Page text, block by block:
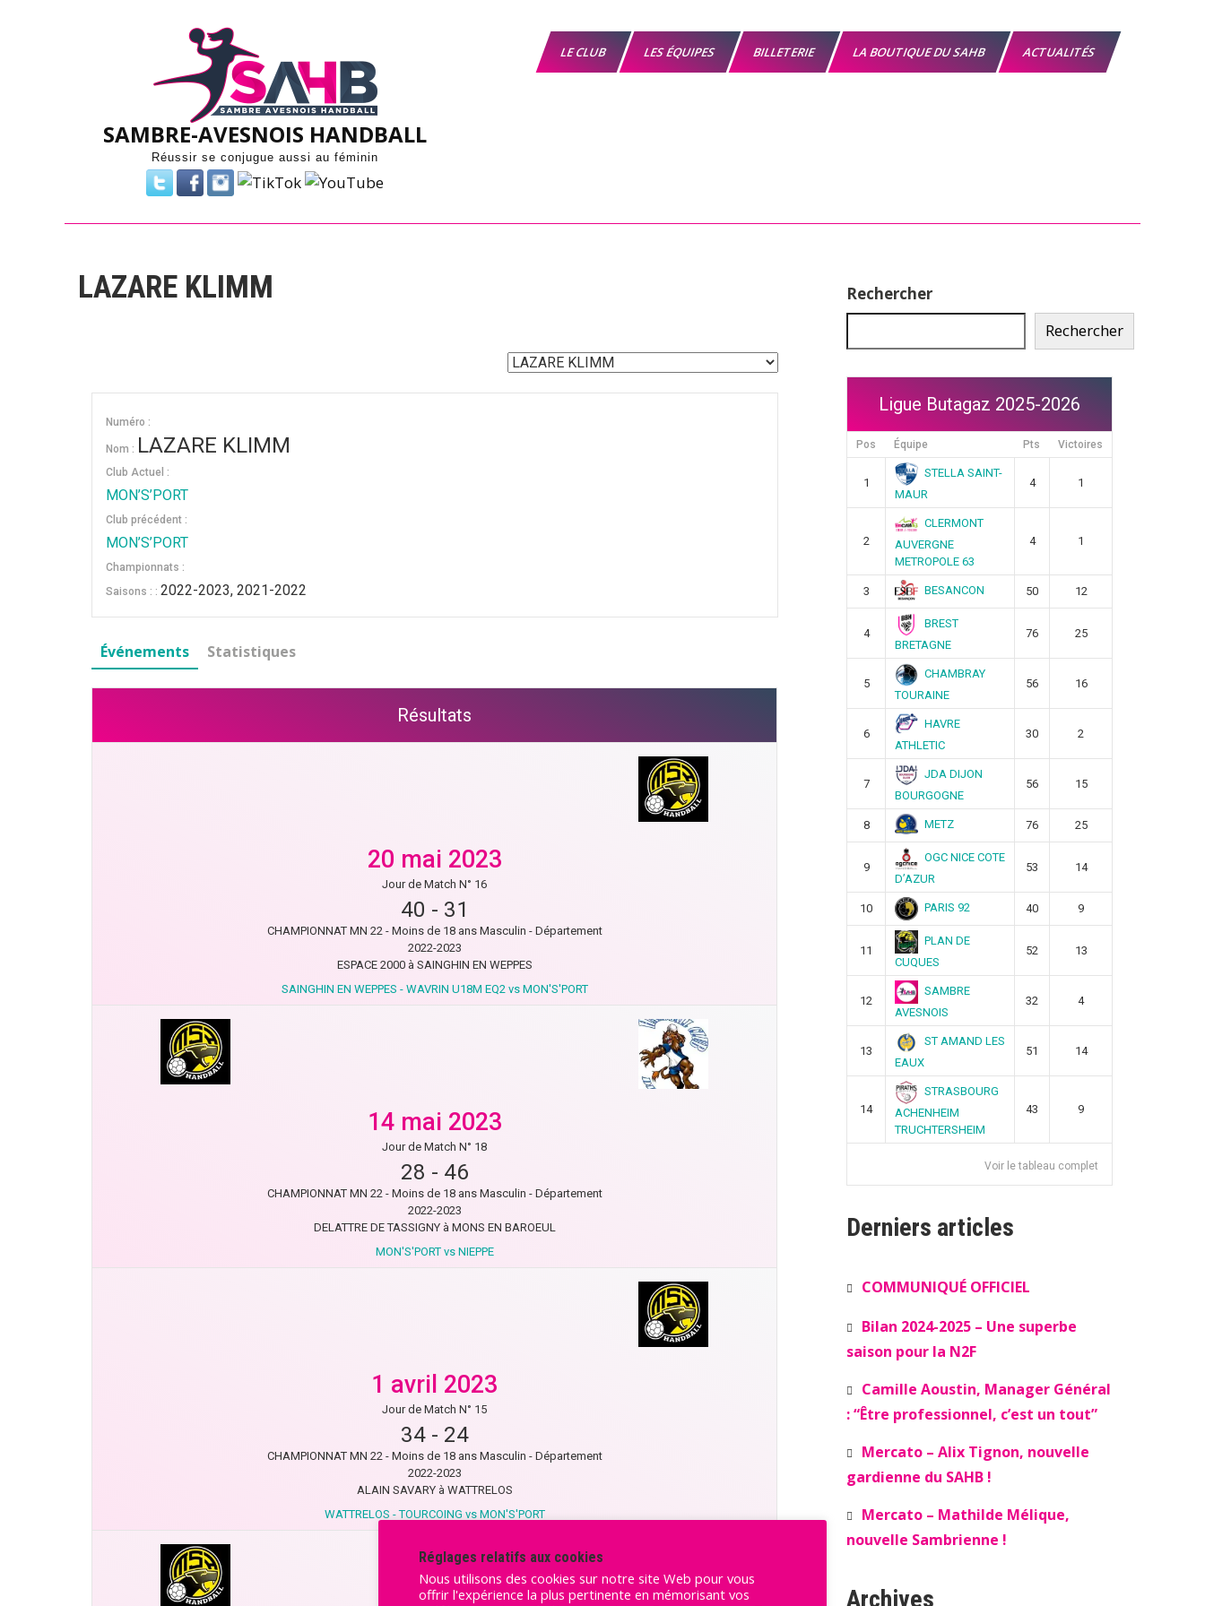
SAMBRE-AVESNOIS HANDBALL
Réussir se conjugue aussi au féminin
LE CLUB LES ÉQUIPES BILLETERIE LA BOUTIQUE DU SAHB ACTUALITÉS
LAZARE KLIMM
Numéro :
Nom : LAZARE KLIMM
Club Actuel :
MON’S’PORT
Club précédent :
MON’S’PORT
Championnats :
Saisons : : 2022-2023, 2021-2022
Événements Statistiques
Résultats
20 mai 2023
Jour de Match N° 16
40 - 31
CHAMPIONNAT MN 22 - Moins de 18 ans Masculin - Département
2022-2023
ESPACE 2000 à SAINGHIN EN WEPPES
SAINGHIN EN WEPPES - WAVRIN U18M EQ2 vs MON'S'PORT
14 mai 2023
Jour de Match N° 18
28 - 46
CHAMPIONNAT MN 22 - Moins de 18 ans Masculin - Département
2022-2023
DELATTRE DE TASSIGNY à MONS EN BAROEUL
MON'S'PORT vs NIEPPE
1 avril 2023
Jour de Match N° 15
34- 24
CHAMPIONNAT MN 22 - Moins de 18 ans Masculin - Département
2022-2023
ALAIN SAVARY à WATTRELOS
WATTRELOS - TOURCOING vs MON'S'PORT
Rechercher
Rechercher
Ligue Butagaz 2025-2026
Pos Équipe Pts Victoires
1
STELLA SAINT-
MAUR
4 1
2
CLERMONT
AUVERGNE
METROPOLE 63
4 1
3 BESANCON 50 12
4
BREST
BRETAGNE
76 25
5
CHAMBRAY
TOURAINE
56 16
6
HAVRE
ATHLETIC
30 2
7
JDA DIJON
BOURGOGNE
56 15
8 METZ 76 25
9
OGC NICE COTE
D’AZUR
53 14
10 PARIS 92 40 9
11
PLAN DE
CUQUES
52 13
12
SAMBRE
AVESNOIS
32 4
13
ST AMAND LES
EAUX
51 14
14
STRASBOURG
ACHENHEIM
TRUCHTERSHEIM
43 9
Voir le tableau complet
Derniers articles
COMMUNIQUÉ OFFICIEL
Bilan 2024-2025 – Une superbe
saison pour la N2F
Camille Aoustin, Manager Général
: “Être professionnel, c’est un tout”
Mercato – Alix Tignon, nouvelle
gardienne du SAHB !
Mercato – Mathilde Mélique,
nouvelle Sambrienne !
Archives
Réglages relatifs aux cookies
Nous utilisons des cookies sur notre site Web pour vous
offrir l'expérience la plus pertinente en mémorisant vos